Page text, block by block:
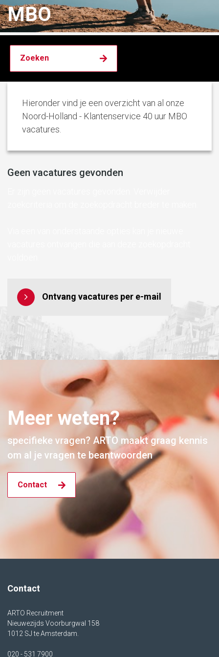
MBO
Hieronder vind je een overzicht van al onze
Noord-Holland - Klantenservice 40 uur MBO
vacatures.
Geen vacatures gevonden
Ontvang vacatures per e-mail
Meer weten?
specifieke vragen? ARTO maakt graag kennis
om al je vragen te beantwoorden
Contact
Contact
ARTO Recruitment
Nieuwezijds Voorburgwal 158
1012 SJ te Amsterdam.
020 - 531 7900